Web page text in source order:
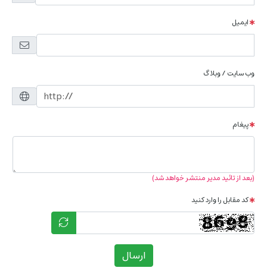
ایمیل
وب سایت / وبلاگ
پیغام
(بعد از تائید مدیر منتشر خواهد شد)
کد مقابل را وارد کنید
ارسال